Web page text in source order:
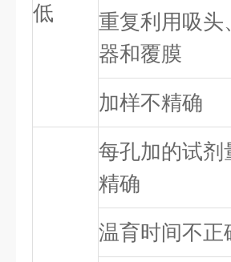
低
重复利用吸头
器和覆膜
加样不精确
每孔加的试剂
精确
温育时间不正